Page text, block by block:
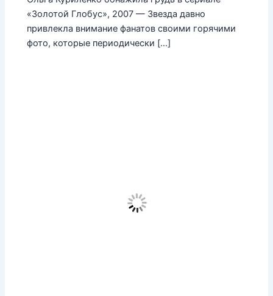
«Золотой Глобус», 2007 — Звезда давно
привлекла внимание фанатов своими горячими
фото, которые периодически […]